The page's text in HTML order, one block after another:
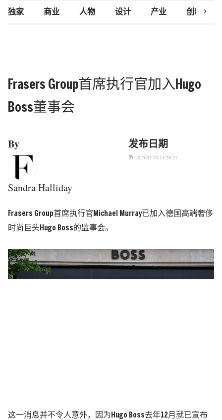
独家 商业 人物 设计 产业 创新研究
chevron_right
Frasers Group首席执行官加入Hugo
Boss董事会
By
Sandra Halliday
发布日期
today 2025-05-20 11:28:21
Frasers Group首席执行官Michael Murray已加入德国高端奢侈
时尚巨头Hugo Boss的监事会。
这一消息并不令人意外，因为Hugo Boss去年12月就已宣布